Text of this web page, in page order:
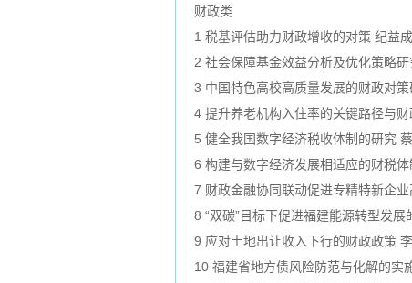
财政类
1 税基评估助力财政增收的对策 纪益
2 社会保障基金效益分析及优化策略
3 中国特色高校高质量发展的财政对
4 提升养老机构入住率的关键路径与
5 健全我国数字经济税收体制的研究
6 构建与数字经济发展相适应的财税
7 财政金融协同联动促进专精特新企
8 “双碳”目标下促进福建能源转型发
9 应对土地出让收入下行的财政政策
10 福建省地方债风险防范与化解的实